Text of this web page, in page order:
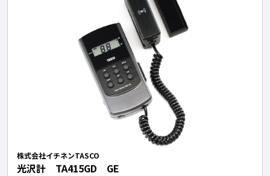
株式会社イチネンTASCO
光沢計 TA415GD GE